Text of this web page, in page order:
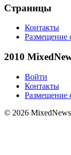
Страницы
Контакты
Размещение
2010
Войти
Контакты
Размещение
© 2026 MixedNews